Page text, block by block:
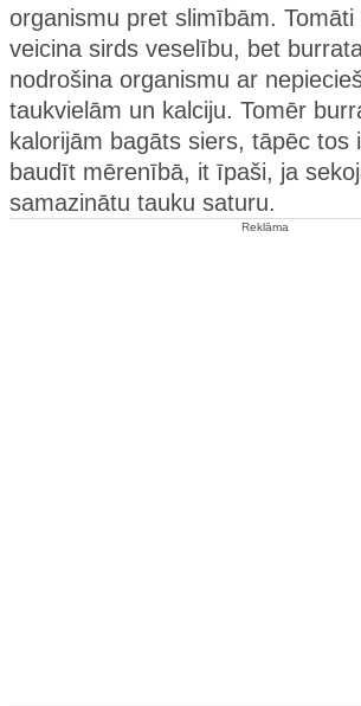
organismu pret slimībām. Tomāti
veicina sirds veselību, bet
nodrošina organismu ar
taukvielām un kalciju. Tomēr
kalorijām bagāts siers, tāpēc tos
baudīt mērenībā, it īpaši, ja
samazinātu tauku saturu.
Reklāma